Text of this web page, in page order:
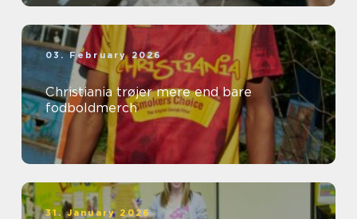
03. February 2026
Christiania trøjer mere end bare
fodboldmerch
31. January 2026